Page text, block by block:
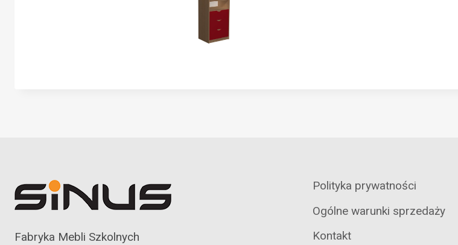
Fabryka Mebli Szkolnych
Polityka prywatności
Ogólne warunki sprzedaży
Kontakt